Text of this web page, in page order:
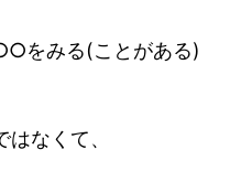
をみる(ことがある)
なくて、